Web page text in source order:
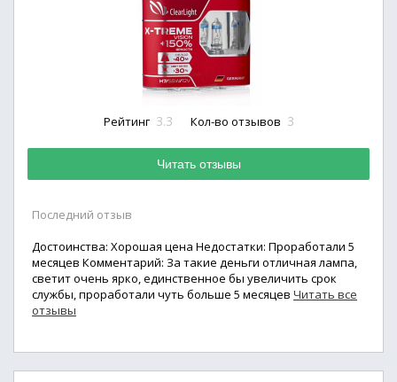
Рейтинг 3.3 Кол-во отзывов 3
Читать отзывы
Последний отзыв
Достоинства: Хорошая цена Недостатки: Проработали 5
месяцев Комментарий: За такие деньги отличная лампа,
светит очень ярко, единственное бы увеличить срок
службы, проработали чуть больше 5 месяцев Читать все
отзывы